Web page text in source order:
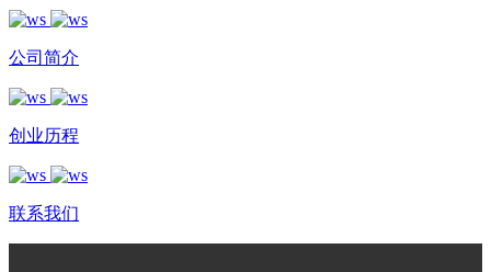
公司简介
创业历程
联系我们